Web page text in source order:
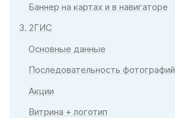
Баннер на картах и в навигаторе
3. 2ГИС
Основные данные
Последовательность фотографий
Акции
Витрина + логотип